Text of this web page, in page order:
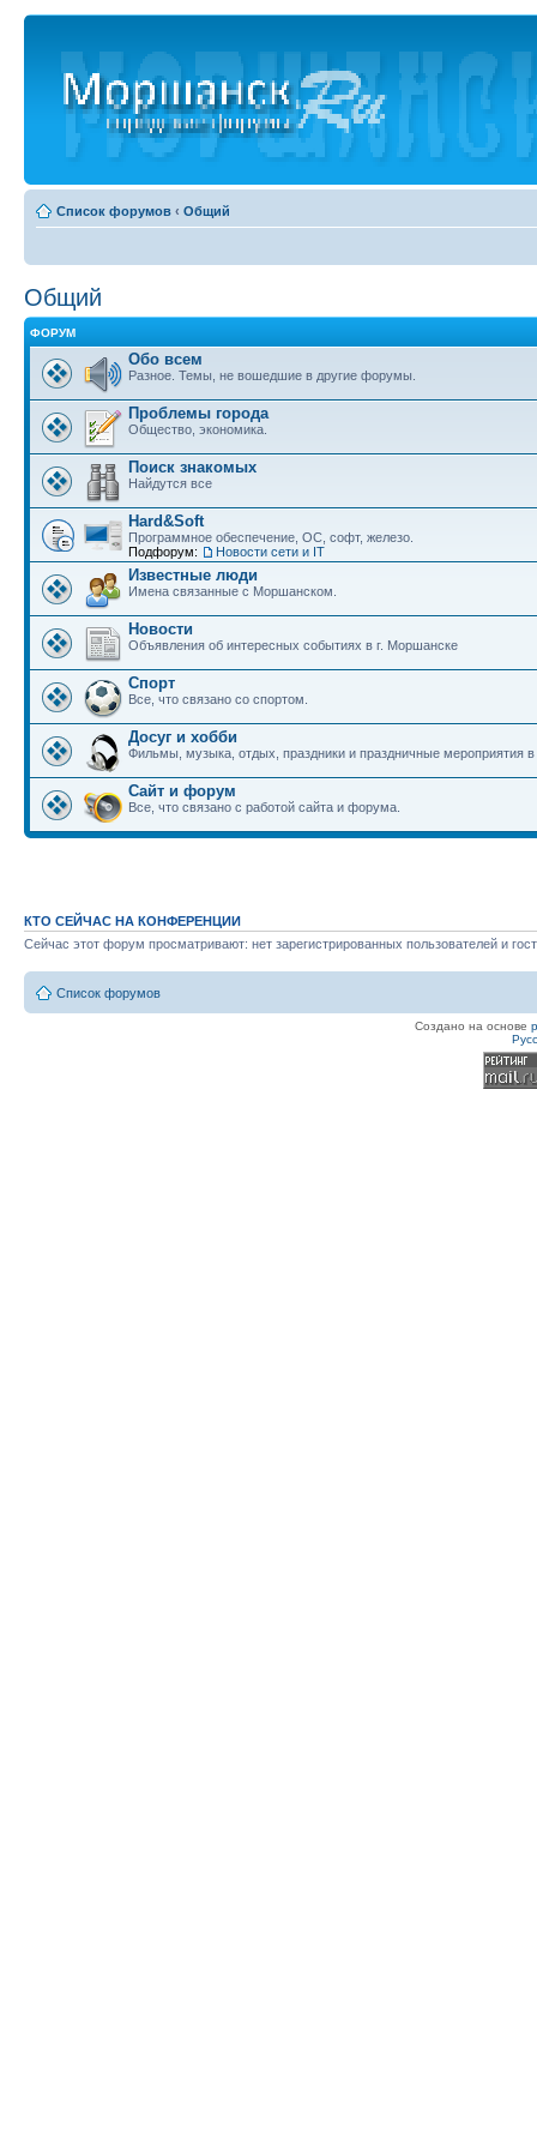
Список форумов ‹ Общий
Общий
ФОРУМ
Обо всем
Разное. Темы, не вошедшие в другие форумы.
Проблемы города
Общество, экономика.
Поиск знакомых
Найдутся все
Hard&Soft
Программное обеспечение, ОС, софт, железо.
Подфорум:
Новости сети и IT
Известные люди
Имена связанные с Моршанском.
Новости
Объявления об интересных событиях в г. Моршанске
Спорт
Все, что связано со спортом.
Досуг и хобби
Фильмы, музыка, отдых, праздники и праздничные мероприятия
Сайт и форум
Все, что связано с работой сайта и форума.
КТО СЕЙЧАС НА КОНФЕРЕНЦИИ
Сейчас этот форум просматривают: нет зарегистрированных пользователей и
Список форумов
Создано на основе